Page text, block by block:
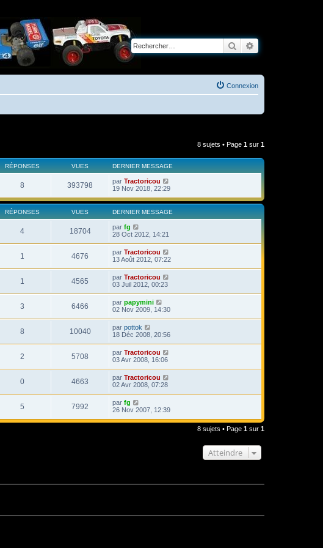
Rechercher
Connexion
8 sujets • Page 1 sur 1
RÉPONSES VUES DERNIER MESSAGE
8 393798 par Tractoricou
19 Nov 2018, 22:29
RÉPONSES VUES DERNIER MESSAGE
4 18704 par fg
28 Oct 2012, 14:21
1 4676 par Tractoricou
13 Août 2012, 07:22
1 4565 par Tractoricou
03 Juil 2012, 00:23
3 6466 par papymini
02 Nov 2009, 14:30
8 10040 par pottok
18 Déc 2008, 20:56
2 5708 par Tractoricou
03 Avr 2008, 16:06
0 4663 par Tractoricou
02 Avr 2008, 07:28
5 7992 par fg
26 Nov 2007, 12:39
8 sujets • Page 1 sur 1
Atteindre